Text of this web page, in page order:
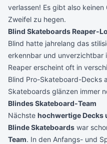
verlassen! Es gibt also
Zweifel zu hegen.
Blind Skateboards Reaper-
Blind hatte jahrelang das
erkennbar und unverzichtbar
Reaper erscheint oft in
Blind Pro-Skateboard-Decks
Skateboards glänzen immer
Blindes Skateboard-Team
Nächste hochwertige Decks
Blinde Skateboards war
Team. In den Anfangs- und